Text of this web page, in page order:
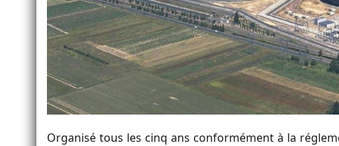
Organisé tous les cinq ans conformément à la